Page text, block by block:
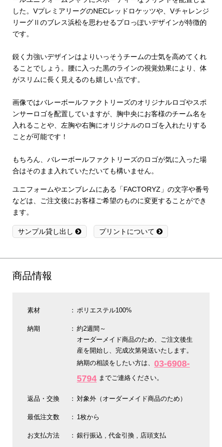
した。VプレミアリーグのNECレッドロケッツや、Vチャレンジ
リーグⅡのブレス浜松を思わせるプロっぽいデザインが特徴的
です。
鋭く力強いデザインはよりいっそうチームの士気を高めてくれ
ることでしょう。腰に入った黒のラインの視覚効果により、体
がスリムに長く見えるのも嬉しい点です。
画像ではバレーボールファクトリーズのオリジナルロゴやスポ
ンサーロゴを配置していますが、胸中央にお客様のチーム名を
入れることや、左胸や右胸にオリジナルのロゴを入れたりする
ことが可能です！
もちろん、バレーボールファクトリーズのロゴが気に入った場
合はそのまま入れていただいても構いません。
ユニフォームやエンブレムにある「FACTORYZ」の文字や番号
などは、ご注文後にお客様ご希望のものに変更することができ
ます。
サンプル貸し出し プリントについて
商品情報
素材 ポリエステル100%
納期
約2週間～
オーダーメイド商品のため、ご注文後生
産を開始し、完成次第発送いたします。
納期の相談をしたい方は、03-6908-
5794 までご連絡ください。
返品・交換 対象外（オーダーメイド商品のため）
最低注文数 1枚から
お支払方法 銀行振込 代金引換 店頭支払